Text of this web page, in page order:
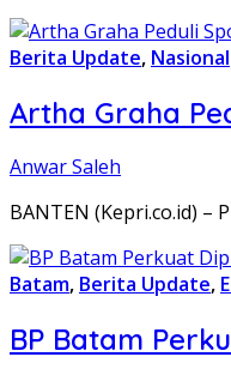
Berita Update, Nasional
Artha Graha
Anwar Saleh
BANTEN (Kepri.co.id) –
Batam, Berita Update,
BP Batam